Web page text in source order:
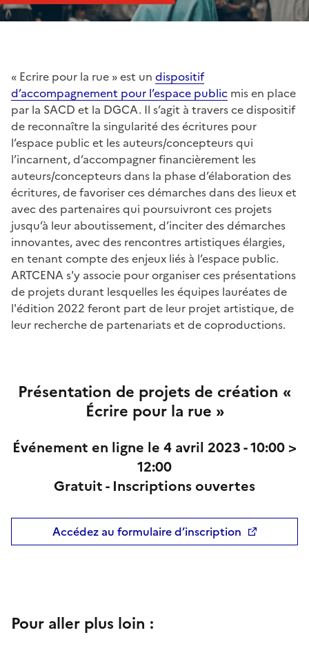
« Ecrire pour la rue » est un dispositif
d’accompagnement pour l’espace public mis en place
par la SACD et la DGCA. Il s’agit à travers ce dispositif
de reconnaître la singularité des écritures pour
l’espace public et les auteurs/concepteurs qui
l’incarnent, d’accompagner financièrement les
auteurs/concepteurs dans la phase d’élaboration des
écritures, de favoriser ces démarches dans des lieux et
avec des partenaires qui poursuivront ces projets
jusqu’à leur aboutissement, d’inciter des démarches
innovantes, avec des rencontres artistiques élargies,
en tenant compte des enjeux liés à l’espace public.
ARTCENA s'y associe pour organiser ces présentations
de projets durant lesquelles les équipes lauréates de
l'édition 2022 feront part de leur projet artistique, de
leur recherche de partenariats et de coproductions.
Présentation de projets de création «
Écrire pour la rue »
Événement en ligne le 4 avril 2023 - 10:00 >
12:00
Gratuit - Inscriptions ouvertes
Accédez au formulaire d’inscription
Pour aller plus loin :